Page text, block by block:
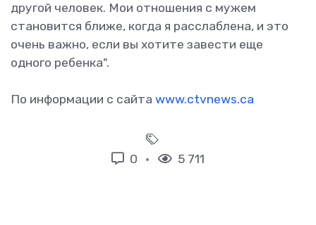
другой человек. Мои отношения с мужем
становится ближе, когда я расслаблена, и это
очень важно, если вы хотите завести еще
одного ребенка".
По информации с сайта www.ctvnews.ca
0 5 711